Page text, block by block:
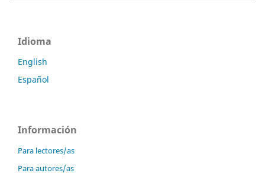
Idioma
English
Español
Información
Para lectores/as
Para autores/as